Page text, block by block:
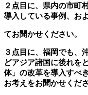
２点目に、県内の市町
導入している事例、お
てお聞かせください。
３点目に、福岡でも、
どアジア諸国に後れを
体」の改革を導入すべ
お考えをお聞かせくださ